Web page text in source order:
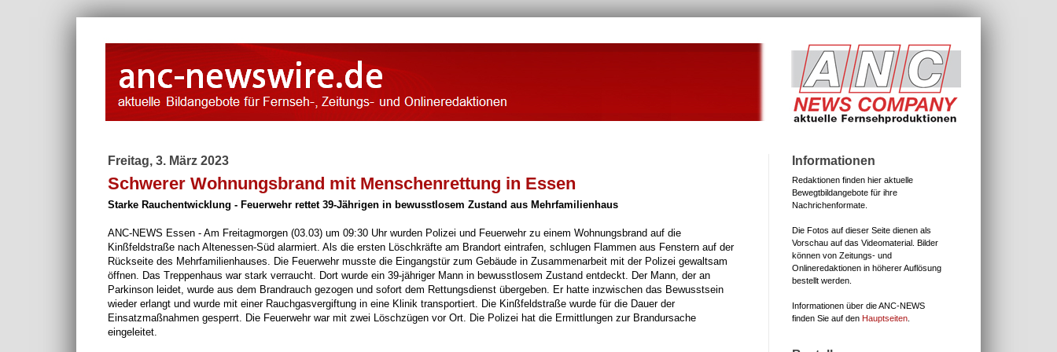
Freitag, 3. März 2023
Schwerer Wohnungsbrand mit Menschenrettung in Essen
Starke Rauchentwicklung - Feuerwehr rettet 39-Jährigen in bewusstlosem Zustand aus Mehrfamilienhaus
ANC-NEWS Essen - Am Freitagmorgen (03.03) um 09:30 Uhr wurden Polizei und Feuerwehr zu einem Wohnungsbrand auf die
Kinßfeldstraße nach Altenessen-Süd alarmiert. Als die ersten Löschkräfte am Brandort eintrafen, schlugen Flammen aus Fenstern auf der
Rückseite des Mehrfamilienhauses. Die Feuerwehr musste die Eingangstür zum Gebäude in Zusammenarbeit mit der Polizei gewaltsam
öffnen. Das Treppenhaus war stark verraucht. Dort wurde ein 39-jähriger Mann in bewusstlosem Zustand entdeckt. Der Mann, der an
Parkinson leidet, wurde aus dem Brandrauch gezogen und sofort dem Rettungsdienst übergeben. Er hatte inzwischen das Bewusstsein
wieder erlangt und wurde mit einer Rauchgasvergiftung in eine Klinik transportiert. Die Kinßfeldstraße wurde für die Dauer der
Einsatzmaßnahmen gesperrt. Die Feuerwehr war mit zwei Löschzügen vor Ort. Die Polizei hat die Ermittlungen zur Brandursache
eingeleitet.
Informationen
Redaktionen finden hier aktuelle
Bewegtbildangebote für ihre
Nachrichenformate.
Die Fotos auf dieser Seite dienen als
Vorschau auf das Videomaterial. Bilder
können von Zeitungs- und
Onlineredaktionen in höherer Auflösung
bestellt werden.
Informationen über die ANC-NEWS
finden Sie auf den Hauptseiten